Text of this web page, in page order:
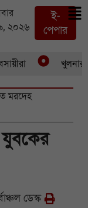
২০২৬
ই-
পেপার
খুলনার
মরদেহ
যুবকের
ডেস্ক